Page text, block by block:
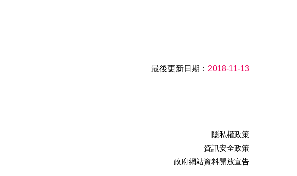
最後更新日期： 2018-11-13
隱私權政策
資訊安全政策
政府網站資料開放宣告